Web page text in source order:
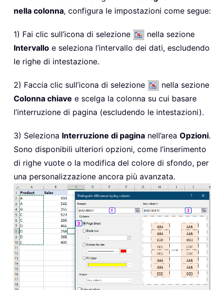
nella colonna, configura le impostazioni come segue:
1) Fai clic sull’icona di selezione
nella sezione
Intervallo e seleziona l’intervallo dei dati, escludendo
le righe di intestazione.
2) Faccia clic sull’icona di selezione
nella sezione
Colonna chiave e scelga la colonna su cui basare
l’interruzione di pagina (escludendo le intestazioni).
3) Seleziona Interruzione di pagina nell’area Opzioni.
Sono disponibili ulteriori opzioni, come l’inserimento
di righe vuote o la modifica del colore di sfondo, per
una personalizzazione ancora più avanzata.